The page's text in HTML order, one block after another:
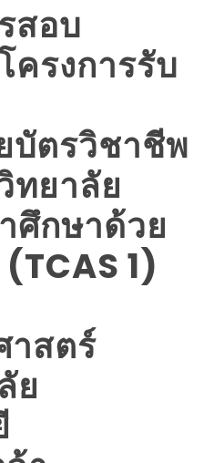
สอบ
รงการรับ
บัตรวิชาชีพ
ทยาลัย
ศึกษาด้วย
1)
าสตร์
ย